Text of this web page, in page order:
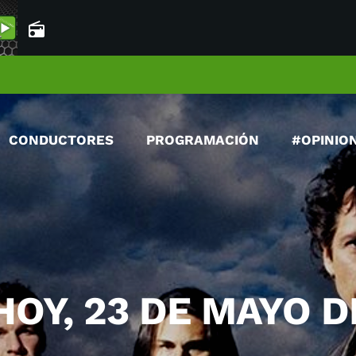
radio
CONDUCTORES PROGRAMACIÓN
23 DE MAYO